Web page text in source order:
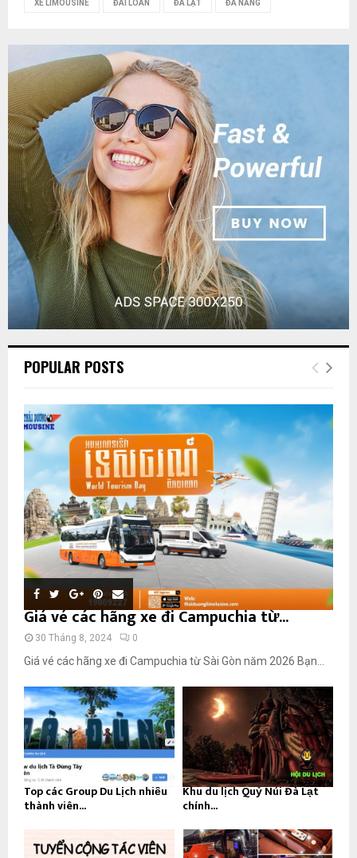
XE LIMOUSINE ĐÀI LOAN ĐÀ LẠT ĐÀ NẴNG
POPULAR POSTS
Giá vé các hãng xe đi Campuchia từ...
30 Tháng 8, 2024 0
Giá vé các hãng xe đi Campuchia từ Sài Gòn năm 2026 Bạn...
Top các Group Du Lịch nhiều
thành viên...
Khu du lịch Quỷ Núi Đà Lạt
chính...